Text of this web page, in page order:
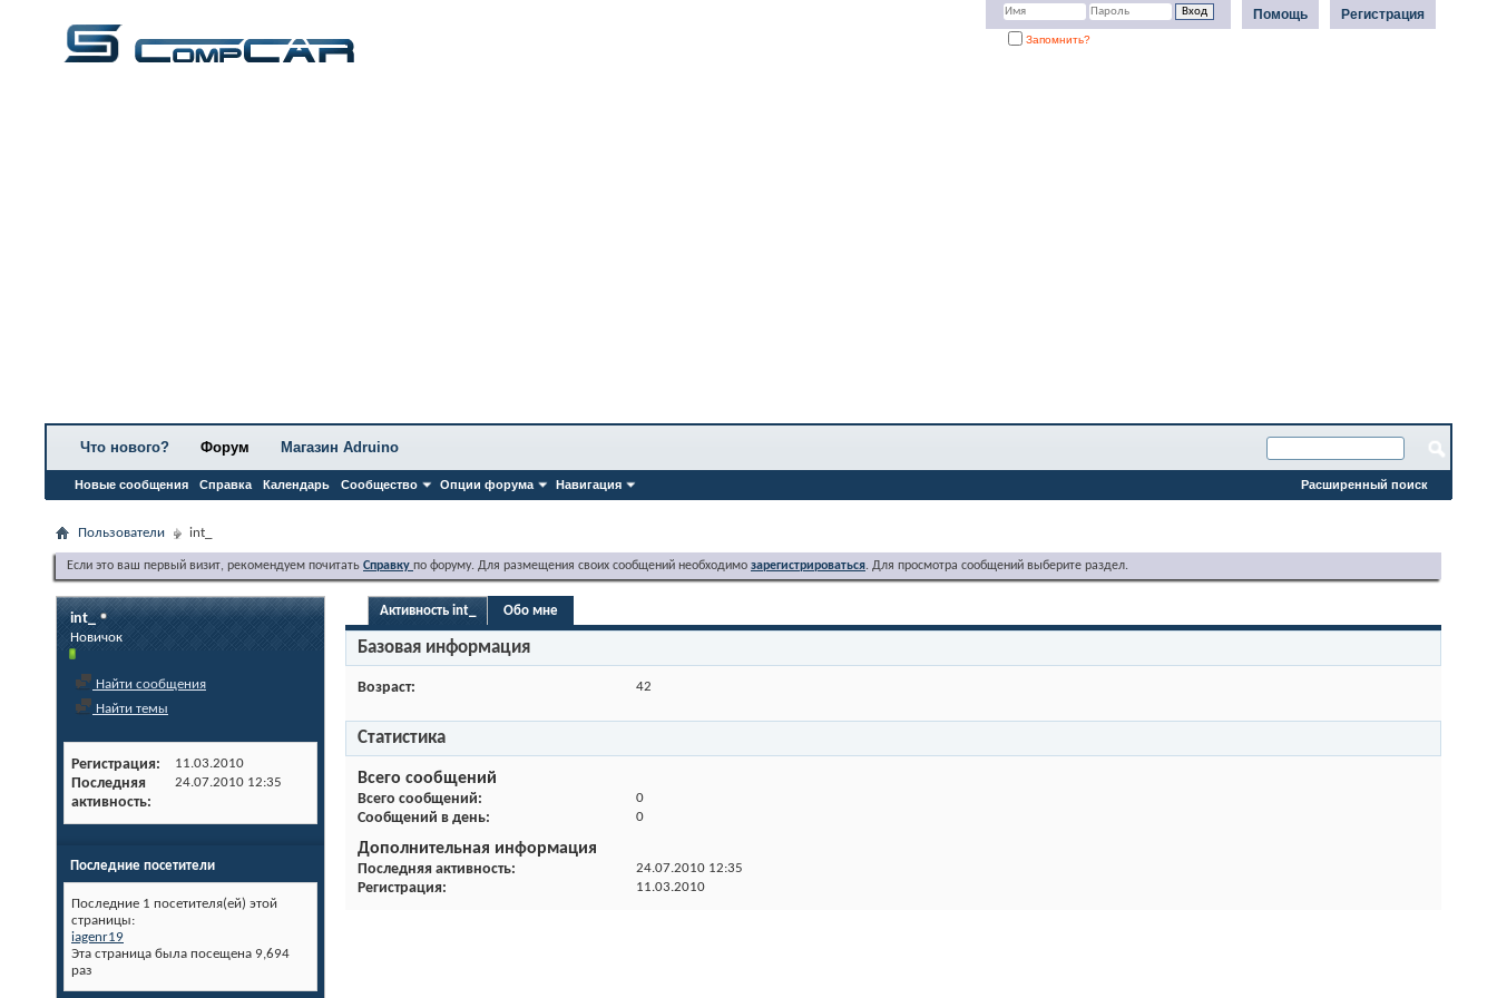
Регистрация
Помощь
Запомнить?
Что нового? Форум
Новые сообщения Справка Календарь Сообщество Опции форума Навигация
Магазин Adruino
Расширенный поиск
Пользователи int_
Если это ваш первый визит, рекомендуем почитать Справку по форуму. Для размещения своих сообщений необходимо зарегистрироваться. Для просмотра сообщений выберите раздел.
int_
Новичок
Найти сообщения
Найти темы
Регистрация 11.03.2010
Последняя
активность
24.07.2010 12:35
Последние посетители
Последние 1 посетителя(ей) этой
страницы:
iagenr19
Эта страница была посещена 9,694
раз
Активность int_ Обо мне
Базовая информация
Возраст 42
Статистика
Всего сообщений
Всего сообщений 0
Сообщений в день 0
Дополнительная информация
Последняя активность 24.07.2010 12:35
Регистрация 11.03.2010